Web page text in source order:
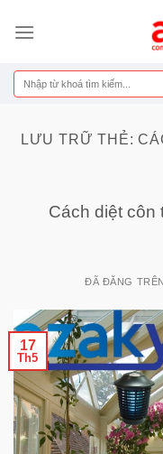
đến
dung
Tìm
kiếm:
LƯU TRỮ THẺ:
Cách diệt côn
ĐÃ ĐĂNG TRÊN
17
Th5